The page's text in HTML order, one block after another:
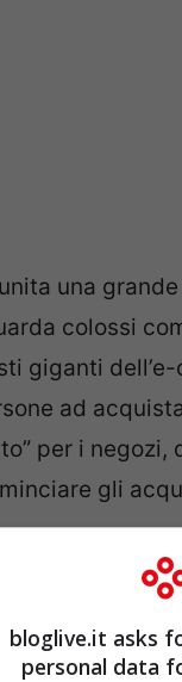
una
colossi
giganti
ad
per i negozi,
gli
online
bloglive.it asks
personal data